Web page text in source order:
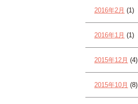
2016年2月 (1)
2016年1月 (1)
2015年12月 (4)
2015年10月 (8)